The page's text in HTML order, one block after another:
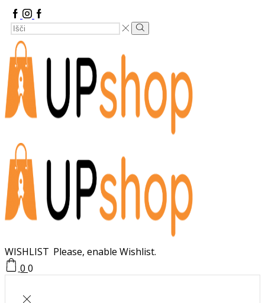
Facebook
Instagram
Google
Plus
Search
Input
Search
WISHLIST Please, enable Wishlist.
00